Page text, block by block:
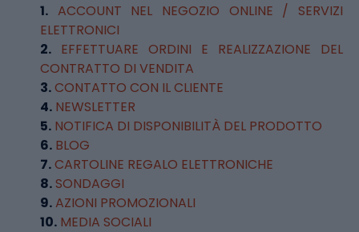
1. ACCOUNT NEL NEGOZIO ONLINE / SERVIZI
ELETTRONICI
2. EFFETTUARE ORDINI E REALIZZAZIONE DEL
CONTRATTO DI VENDITA
3.CONTATTO CON IL CLIENTE
4. NEWSLETTER
5. NOTIFICA DI DISPONIBILITÀ DEL PRODOTTO
6. BLOG
7.CARTOLINE REGALO ELETTRONICHE
8. SONDAGGI
9.AZIONI PROMOZIONALI
10. MEDIA SOCIALI